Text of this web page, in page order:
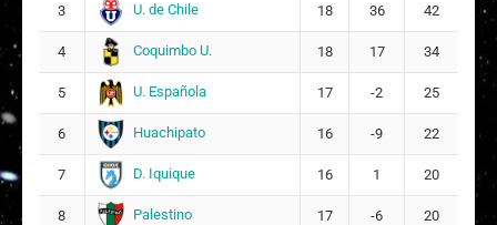
3 U. de Chile 18 36 42
4 Coquimbo U. 18 17 34
5 U. Española 17 -2 25
6 Huachipato 16 -9 22
7 D. Iquique 16 1 20
8 Palestino 17 -6 20